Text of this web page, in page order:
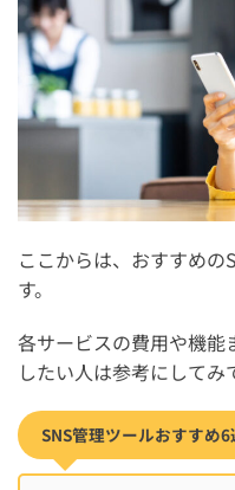
ここからは、おすすめ
す。
各サービスの費用や機能
したい人は参考にしてみ
SNS管理ツールおすすめ6